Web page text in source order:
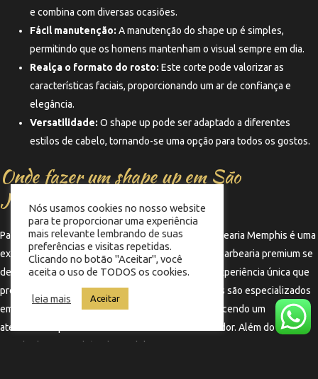
e combina com diversas ocasiões.
Fácil manutenção: A manutenção do shape up é simples,
permitindo que os homens mantenham o visual sempre em dia.
Realça o formato do rosto: Este corte pode valorizar as
características faciais, proporcionando um ar de confiança e
elegância.
Versatilidade: O shape up pode ser adaptado a diferentes
estilos de cabelo, tornando-se uma opção para todos os gostos.
Onde fazer um shape up em São
José/SC?
Para quem busca um shape up de qualidade, a Barbearia Memphis é uma
excelente opção. Localizada no bairro Kobrasol, a barbearia premium se
destaca pela qualidade dos seus serviços e pela experiência única que
proporciona aos clientes. Os barbeiros da Memphis são especializados
em cortes de cabelo masculino em São José, oferecendo um
atendimento personalizado e um ambiente acolhedor. Além do shape
Nós usamos cookies no nosso website
para te proporcionar uma experiência
mais relevante lembrando de suas
preferências e visitas repetidas.
Clicando no botão "Aceitar", você
aceita o uso de TODOS os cookies.
leia mais Aceitar